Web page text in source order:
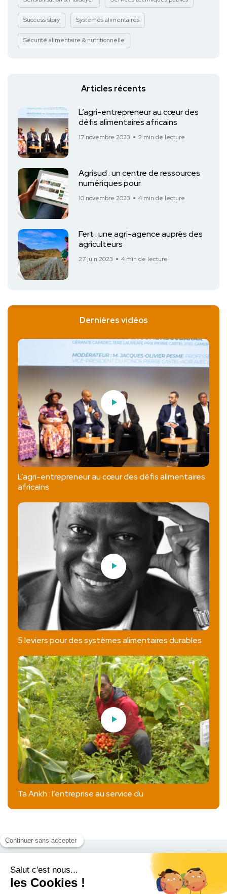
Success story Systèmes alimentaires
Sécurité alimentaire & nutritionnelle
Articles récents
L’agri-entrepreneur au cœur des
défis alimentaires africains
17 novembre 2023 2 min de lecture
Agrisud : un centre de ressources
numériques pour
10 novembre 2023 4 min de lecture
Fert : une agri-agence auprès des
agriculteurs
27 juin 2023 4 min de lecture
Dernières vidéos
L’agri-entrepreneur au cœur des défis alimentaires
africains
5 leviers pour des systèmes alimentaires durables
Ta Ankh : l’entreprise au service du